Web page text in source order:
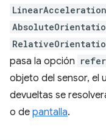
pasa la opción
objeto del sensor, el
devueltas se
o de pantalla.